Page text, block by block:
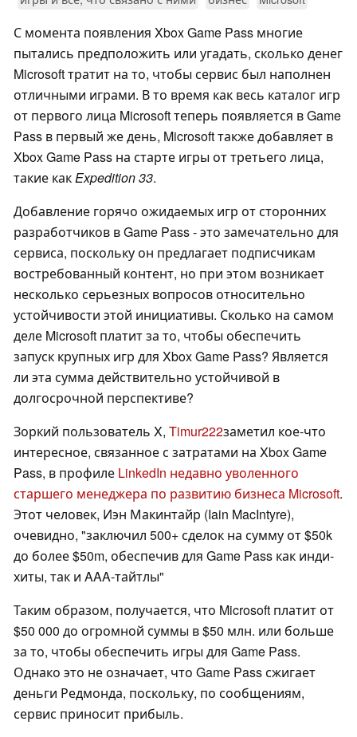
С момента появления Xbox Game Pass многие
пытались предположить или угадать, сколько денег
Microsoft тратит на то, чтобы сервис был наполнен
отличными играми. В то время как весь каталог игр
от первого лица Microsoft теперь появляется в Game
Pass в первый же день, Microsoft также добавляет в
Xbox Game Pass на старте игры от третьего лица,
такие какExpedition 33.
Добавление горячо ожидаемых игр от сторонних
разработчиков в Game Pass - это замечательно для
сервиса, поскольку он предлагает подписчикам
востребованный контент, но при этом возникает
несколько серьезных вопросов относительно
устойчивости этой инициативы. Сколько на самом
деле Microsoft платит за то, чтобы обеспечить
запуск крупных игр для Xbox Game Pass? Является
ли эта сумма действительно устойчивой в
долгосрочной перспективе?
Зоркий пользователь X, Timur222заметил кое-что
интересное, связанное с затратами на Xbox Game
Pass, в профиле LinkedIn недавно уволенного
старшего менеджера по развитию бизнеса Microsoft.
Этот человек, Иэн Макинтайр (Iain MacIntyre),
очевидно, "заключил 500+ сделок на сумму от $50k
до более $50m, обеспечив для Game Pass как инди-
хиты, так и AAA-тайтлы"
Таким образом, получается, что Microsoft платит от
$50 000 до огромной суммы в $50 млн. или больше
за то, чтобы обеспечить игры для Game Pass.
Однако это не означает, что Game Pass сжигает
деньги Редмонда, поскольку, по сообщениям,
сервис приносит прибыль.